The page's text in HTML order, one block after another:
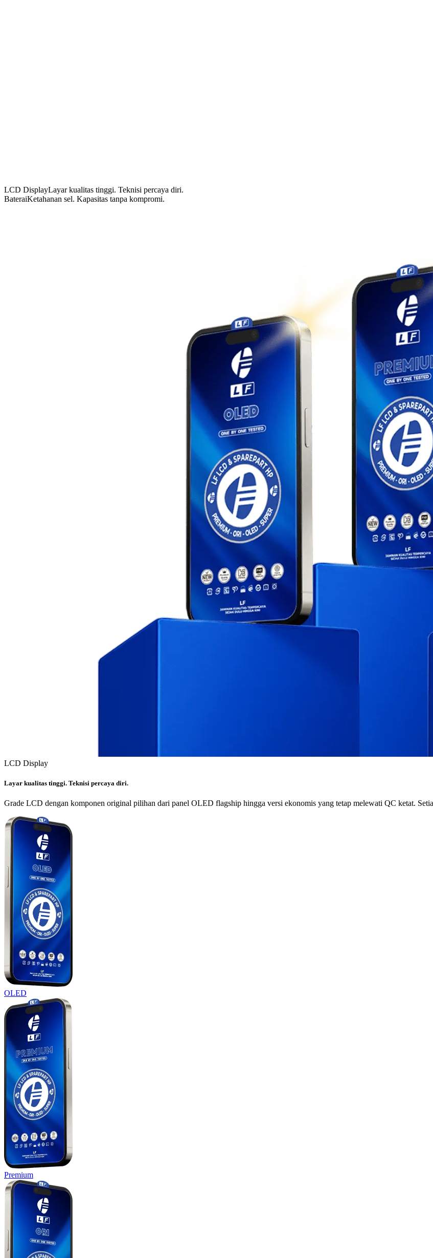
LCD DisplayLayar kualitas tinggi. Teknisi percaya diri.
BateraiKetahanan sel. Kapasitas tanpa kompromi.
LCD Display
Layar kualitas tinggi. Teknisi percaya diri.
Grade LCD dengan komponen original pilihan dari panel OLED flagship hingga versi ekonomis yang tetap melewati QC ketat.
OLED
Premium